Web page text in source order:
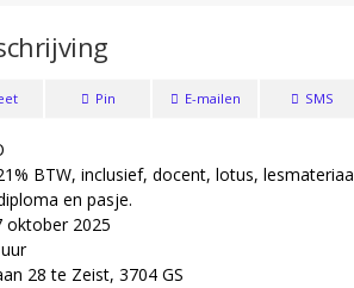
Pin E-mailen SMS
BTW, inclusief, docent, lotus,
en pasje.
oktober 2025
28 te Zeist, 3704 GS